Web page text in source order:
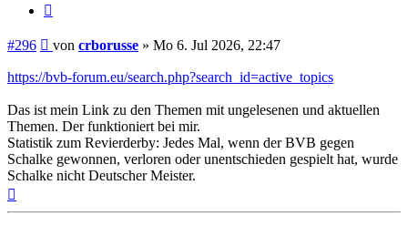
#296 Beitrag
von crborusse » Mo 6. Jul 2026, 22:47
https://bvb-forum.eu/search.php?search_id=active_topics
Das ist mein Link zu den Themen mit ungelesenen und aktuellen
Themen. Der funktioniert bei mir.
Statistik zum Revierderby: Jedes Mal, wenn der BVB gegen
Schalke gewonnen, verloren oder unentschieden gespielt hat, wurde
Schalke nicht Deutscher Meister.